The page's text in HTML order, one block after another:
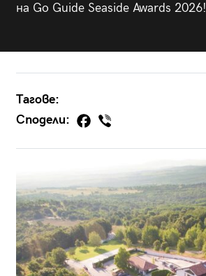
на Go Guide Seaside Awards 2026!
Тагове:
Сподели: